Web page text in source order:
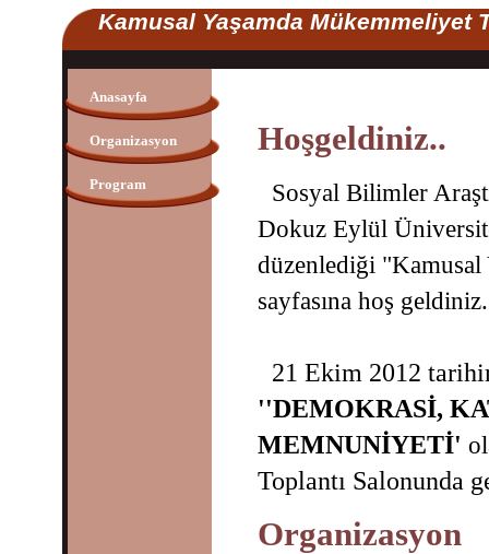
Kamusal Yaşamda Mükemmeliyet
Anasayfa
Organizasyon
Program
Hoşgeldiniz..
Sosyal Bilimler
Dokuz Eylül
düzenlediği "Kamusal
sayfasına hoş geldiniz.
21 Ekim 2012
''DEMOKRASİ,
MEMNUNİYETİ'
Toplantı Salonunda
Organizasyon